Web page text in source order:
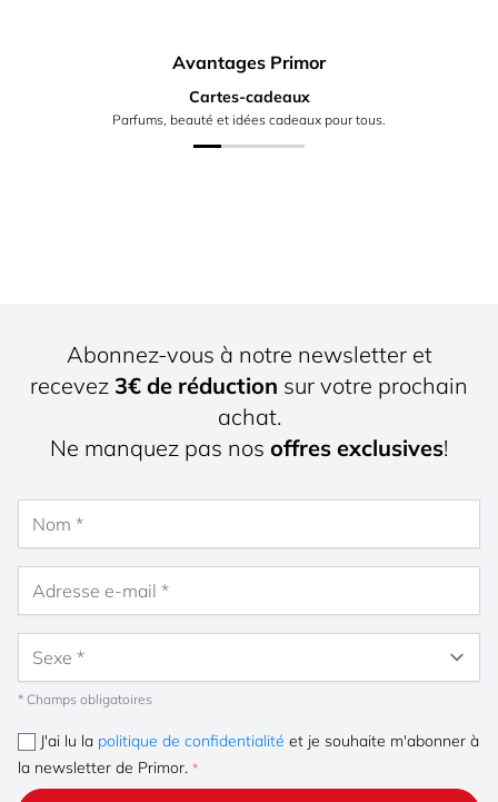
Avantages Primor
Cartes-cadeaux
Parfums, beauté et idées cadeaux pour tous.
Abonnez-vous à notre newsletter et
recevez 3€ de réduction sur votre prochain
achat.
Ne manquez pas nos offres exclusives!
* Champs obligatoires
J'ai lu la politique de confidentialité et je souhaite m'abonner à
la newsletter de Primor.